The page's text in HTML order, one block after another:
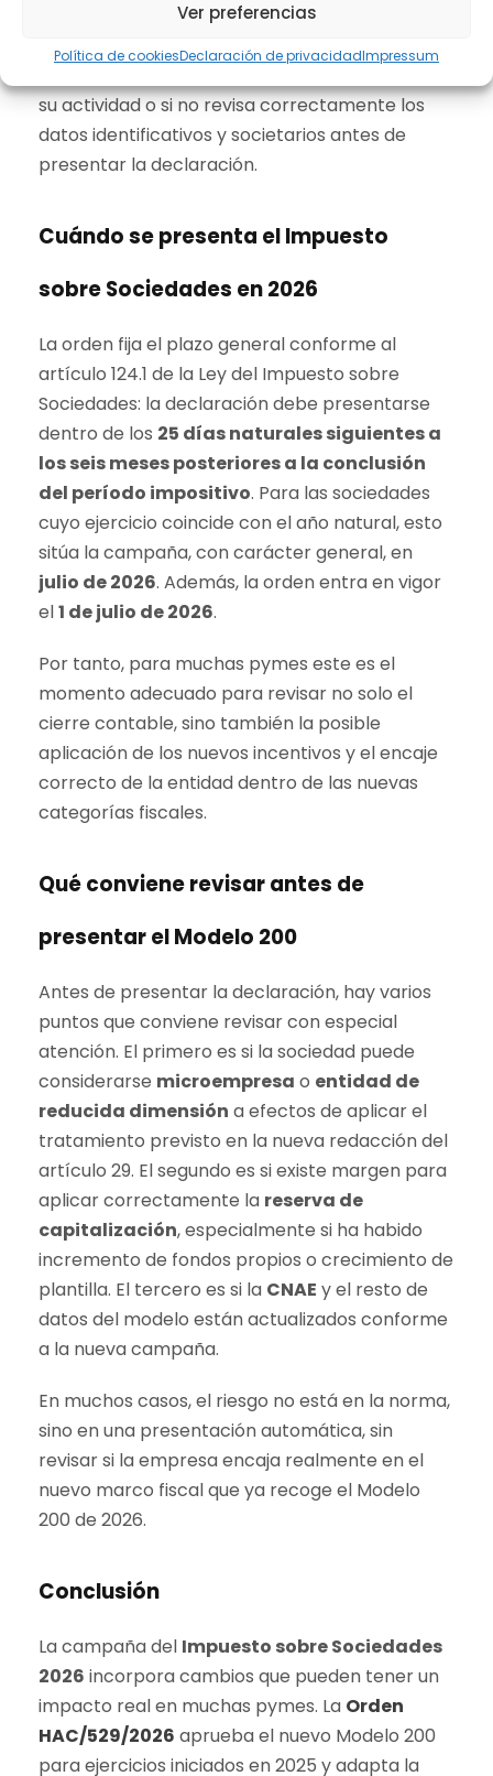
Ver preferencias
Política de cookiesDeclaración de privacidadImpressum
Este tipo de modificaciones suele
infravalorarse, pero puede generar errores si la
su actividad o si no revisa correctamente los
datos identificativos y societarios antes de
presentar la declaración.
Cuándo se presenta el Impuesto
sobre Sociedades en 2026
La orden fija el plazo general conforme al
artículo 124.1 de la Ley del Impuesto sobre
Sociedades: la declaración debe presentarse
dentro de los 25 días naturales siguientes a
los seis meses posteriores a la conclusión
del período impositivo. Para las sociedades
cuyo ejercicio coincide con el año natural, esto
sitúa la campaña, con carácter general, en
julio de 2026. Además, la orden entra en vigor
el1 de julio de 2026.
Por tanto, para muchas pymes este es el
momento adecuado para revisar no solo el
cierre contable, sino también la posible
aplicación de los nuevos incentivos y el encaje
correcto de la entidad dentro de las nuevas
categorías fiscales.
Qué conviene revisar antes de
presentar el Modelo 200
Antes de presentar la declaración, hay varios
puntos que conviene revisar con especial
atención. El primero es si la sociedad puede
considerarse microempresa o entidad de
reducida dimensión a efectos de aplicar el
tratamiento previsto en la nueva redacción del
artículo 29. El segundo es si existe margen para
aplicar correctamente la reserva de
capitalización, especialmente si ha habido
incremento de fondos propios o crecimiento de
plantilla. El tercero es si la CNAE y el resto de
datos del modelo están actualizados conforme
a la nueva campaña.
En muchos casos, el riesgo no está en la norma,
sino en una presentación automática, sin
revisar si la empresa encaja realmente en el
nuevo marco fiscal que ya recoge el Modelo
200 de 2026.
Conclusión
La campaña del Impuesto sobre Sociedades
2026 incorpora cambios que pueden tener un
impacto real en muchas pymes. La Orden
HAC/529/2026 aprueba el nuevo Modelo 200
para ejercicios iniciados en 2025 y adapta la